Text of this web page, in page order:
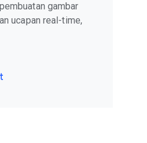
gambar
ucapan real-time,